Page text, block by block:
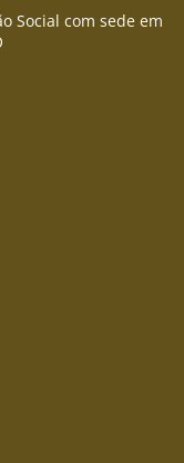
Social com sede em